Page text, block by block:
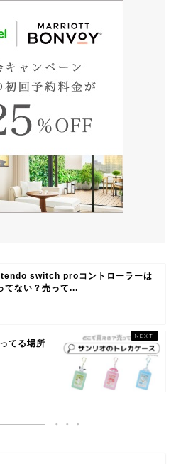
switch proコントローラーは
てない？売って...
てる場所